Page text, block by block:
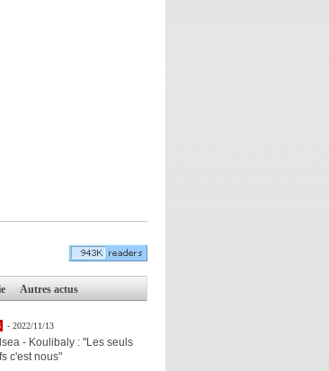
Autres actus
- 2022/11/13
- Koulibaly : "Les seuls
c'est nous"